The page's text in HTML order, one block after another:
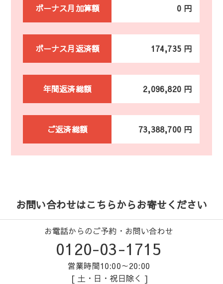
ボーナス月加算額 0 円
ボーナス月返済額 174,735 円
年間返済総額 2,096,820 円
ご返済総額 73,388,700 円
お問い合わせはこちらからお寄せください
お電話からのご予約・お問い合わせ
0120-03-1715
営業時間10:00～20:00
[ 土・日・祝日除く ]